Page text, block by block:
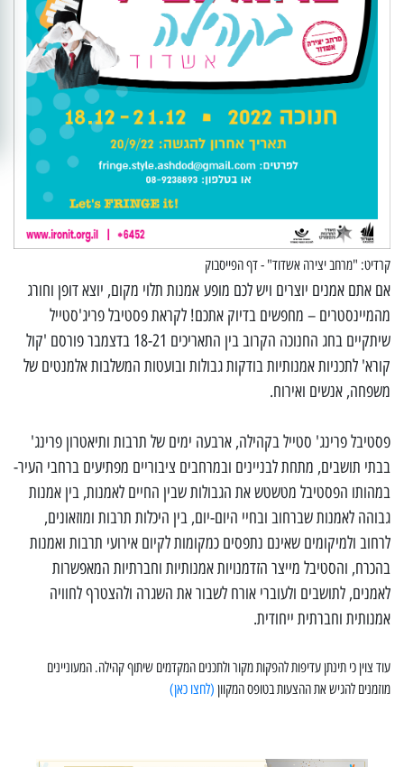
קרדיט: "מרחב יצירה אשדוד" - דף הפייסבוק
אם אתם אמנים יוצרים ויש לכם מופע אמנות תלוי מקום, יוצא דופן וחורג
מהמיינסטרים – מחפשים בדיוק אתכם! לקראת פסטיבל פריג'סטייל
שיתקיים בחג החנוכה הקרוב בין התאריכים 18-21 בדצמבר פורסם 'קול
קורא' לתכניות אמנותיות בודקות גבולות ובועטות המשלבות אלמנטים של
משפחה, אנשים ואירוח.
פסטיבל פרינג' סטייל בקהילה, ארבעה ימים של תרבות ותיאטרון פרינג'
בבתי תושבים, מתחת לבניינים ובמרחבים ציבוריים מפתיעים ברחבי העיר-
במהותו הפסטיבל מטשטש את הגבולות שבין החיים לאמנות, בין אמנות
גבוהה לאמנות שברחוב ובחיי היום-יום, בין היכלות תרבות ומוזאונים,
לרחוב ולמיקומים שאינם נתפסים כמקומות לקיום אירועי תרבות ואמנות
בהכרח, והסטיבל מייצר הזדמנויות אמנותיות וחברתיות המאפשרות
לאמנים, לתושבים ולעוברי אורח לשבור את השגרה ולהצטרף לחוויה
אמנותית וחברתית ייחודית.
עוד צוין כי תינתן עדיפות להפקות מקור ולתכנים המקדמים שיתוף קהילה. המעוניינים
מוזמנים להגיש את ההצעות בטופס המקוון (לחצו כאן)